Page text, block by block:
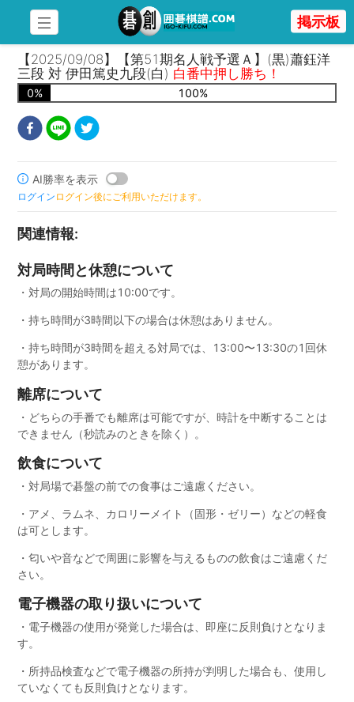
掲示板
【2025/09/08】【第51期名人戦予選Ａ】(黒)蕭鈺洋
三段 対 伊田篤史九段(白) 白番中押し勝ち！
0% 100%
AI勝率を表示
ログイン ログイン後にご利用いただけます。
関連情報:
対局時間と休憩について
・対局の開始時間は10:00です。
・持ち時間が3時間以下の場合は休憩はありません。
・持ち時間が3時間を超える対局では、13:00〜13:30の1回休
憩があります。
離席について
・どちらの手番でも離席は可能ですが、時計を中断することは
できません（秒読みのときを除く）。
飲食について
・対局場で碁盤の前での食事はご遠慮ください。
・アメ、ラムネ、カロリーメイト（固形・ゼリー）などの軽食
は可とします。
・匂いや音などで周囲に影響を与えるものの飲食はご遠慮くだ
さい。
電子機器の取り扱いについて
・電子機器の使用が発覚した場合は、即座に反則負けとなりま
す。
・所持品検査などで電子機器の所持が判明した場合も、使用し
ていなくても反則負けとなります。